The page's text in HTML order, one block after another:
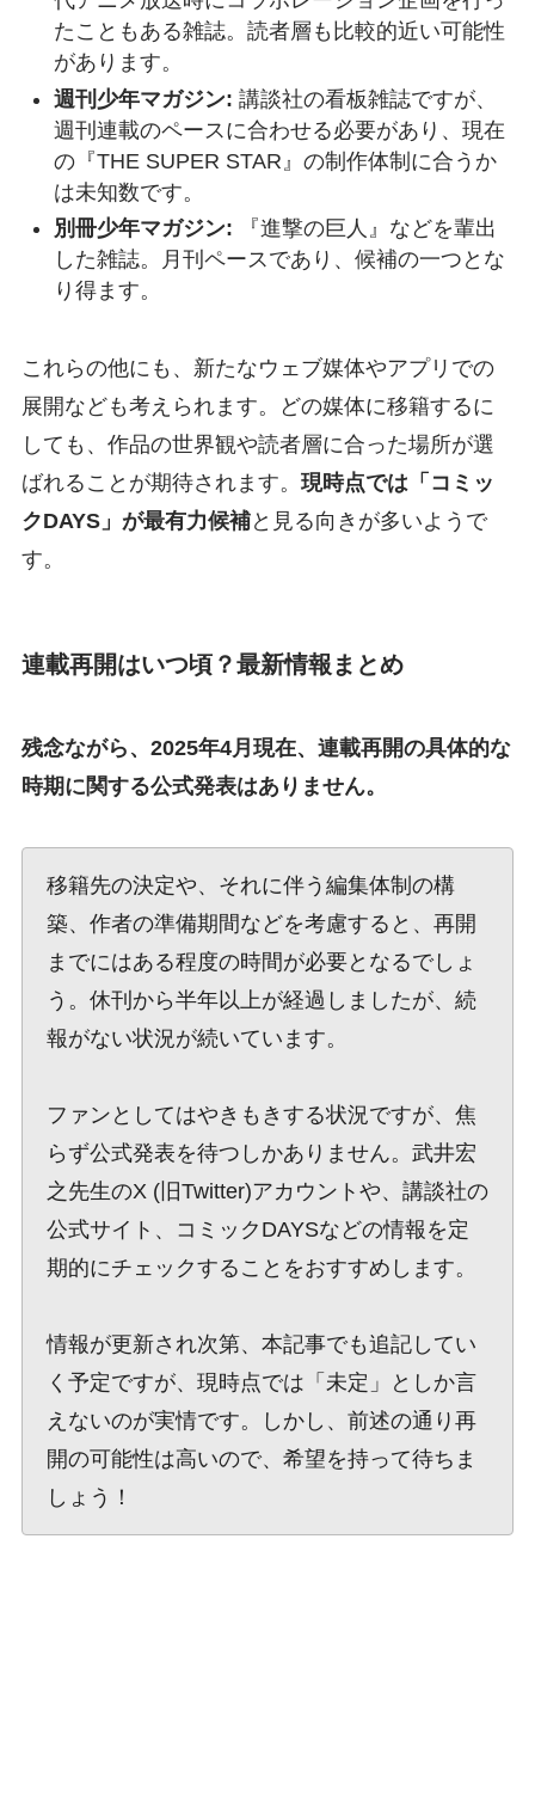
たこともある雑誌。読者層も比較的近い可能性
があります。
週刊少年マガジン: 講談社の看板雑誌ですが、
週刊連載のペースに合わせる必要があり、現在
の『THE SUPER STAR』の制作体制に合うか
は未知数です。
別冊少年マガジン: 『進撃の巨人』などを輩出
した雑誌。月刊ペースであり、候補の一つとな
り得ます。
これらの他にも、新たなウェブ媒体やアプリでの
展開なども考えられます。どの媒体に移籍するに
しても、作品の世界観や読者層に合った場所が選
ばれることが期待されます。 現時点では「コミッ
クDAYS」が最有力候補と見る向きが多いようで
す。
連載再開はいつ頃？最新情報まとめ
残念ながら、2025年4月現在、連載再開の具体的な
時期に関する公式発表はありません。
移籍先の決定や、それに伴う編集体制の構
築、作者の準備期間などを考慮すると、再開
までにはある程度の時間が必要となるでしょ
う。休刊から半年以上が経過しましたが、続
報がない状況が続いています。
ファンとしてはやきもきする状況ですが、焦
らず公式発表を待つしかありません。武井宏
之先生のX (旧Twitter)アカウントや、講談社の
公式サイト、コミックDAYSなどの情報を定
期的にチェックすることをおすすめします。
情報が更新され次第、本記事でも追記してい
く予定ですが、現時点では「未定」としか言
えないのが実情です。しかし、前述の通り再
開の可能性は高いので、希望を持って待ちま
しょう！